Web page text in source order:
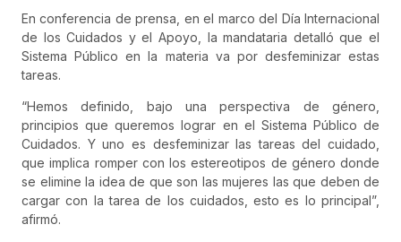
En conferencia de prensa, en el marco del Día Internacional
de los Cuidados y el Apoyo, la mandataria detalló que el
Sistema Público en la materia va por desfeminizar estas
tareas.
“Hemos definido, bajo una perspectiva de género,
principios que queremos lograr en el Sistema Público de
Cuidados. Y uno es desfeminizar las tareas del cuidado,
que implica romper con los estereotipos de género donde
se elimine la idea de que son las mujeres las que deben de
cargar con la tarea de los cuidados, esto es lo principal”,
afirmó.